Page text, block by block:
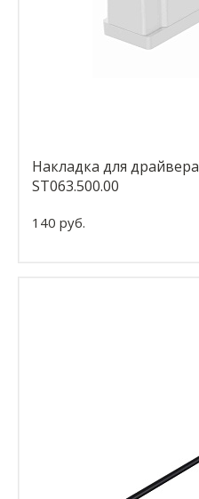
Накладка для драйвера
ST063.500.00
140 руб.